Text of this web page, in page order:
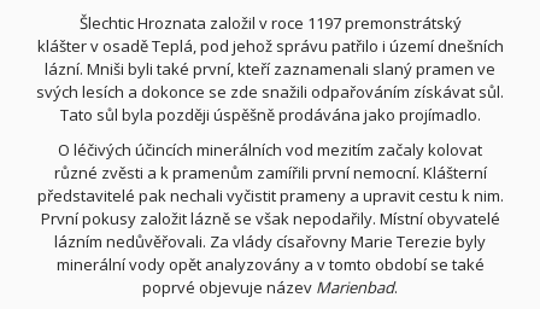
ŠlechticHroznata založil v roce 1197premonstrátský
klášterv osaděTeplá , pod jehož správu patřilo i území dnešních
lázní. Mniši byli také první, kteří zaznamenali slaný pramen ve
svých lesích a dokonce se zde snažili odpařováním získávat sůl.
Tato sůl byla později úspěšně prodávána jako projímadlo.
O léčivých účincích minerálních vod mezitím začaly kolovat
různé zvěsti a k pramenům zamířili první nemocní. Klášterní
představitelé pak nechali vyčistit prameny a upravit cestu k nim.
První pokusy založit lázně se však nepodařily. Místní obyvatelé
lázním nedůvěřovali. Za vlády císařovny Marie Terezie byly
minerální vody opět analyzovány a v tomto období se také
poprvé objevuje název Marienbad.